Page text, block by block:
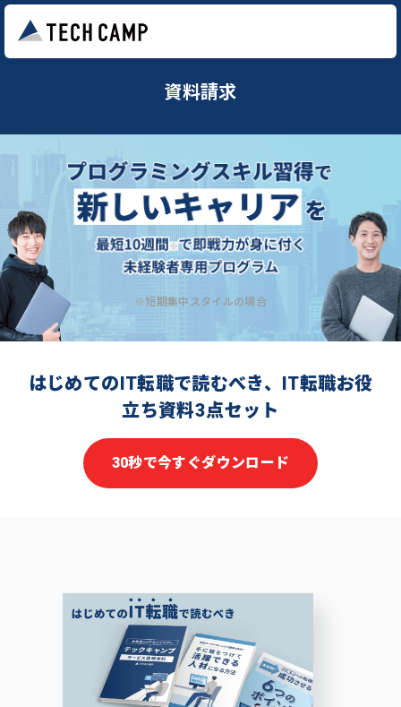
資料請求
※短期集中スタイルの場合
はじめてのIT転職で読むべき、IT転職お役
立ち資料3点セット
30秒で今すぐダウンロード